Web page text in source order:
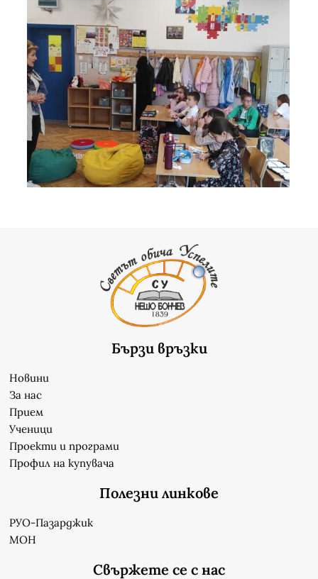
Бързи връзки
Новини
За нас
Прием
Ученици
Проекти и програми
Профил на купувача
Полезни линкове
РУО-Пазарджик
МОН
Свържете се с нас